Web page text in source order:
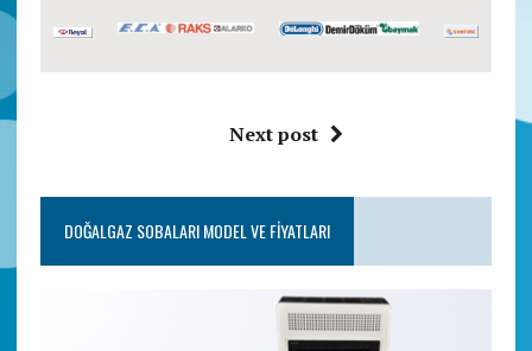
Next post
DOĞALGAZ SOBALARI MODEL VE FIYATLARI